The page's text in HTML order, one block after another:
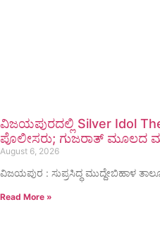
ವಿಜಯಪುರದಲ್ಲಿ Silver Idol
ಪೊಲೀಸರು; ಗುಜರಾತ್
August 6, 2026
ವಿಜಯಪುರ : ಸುಪ್ರಸಿದ್ಧ ಮುದ್ದೇಬಿಹಾಳ
Read More »